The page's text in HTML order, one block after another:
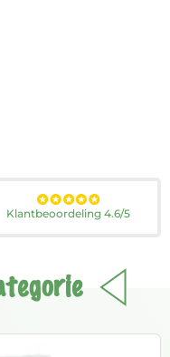
Klantbeoordeling 4.6/5